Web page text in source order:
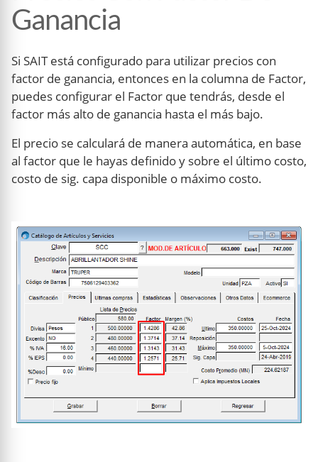
Ganancia
Si SAIT está configurado para utilizar precios con
factor de ganancia, entonces en la columna de Factor,
puedes configurar el Factor que tendrás, desde el
factor más alto de ganancia hasta el más bajo.
El precio se calculará de manera automática, en base
al factor que le hayas definido y sobre el último costo,
costo de sig. capa disponible o máximo costo.